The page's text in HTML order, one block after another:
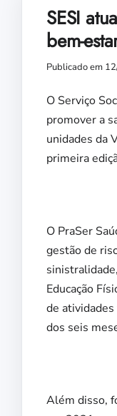
SESI
bem-
Publicado em
O Serviço
promover a
unidades da
primeira
O PraSer
gestão de
Educação
de
dos seis
Além disso,